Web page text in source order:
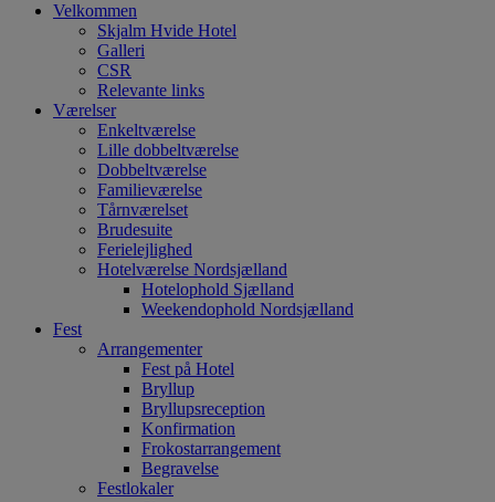
Velkommen
Skjalm Hvide Hotel
Galleri
CSR
Relevante links
Værelser
Enkeltværelse
Lille dobbeltværelse
Dobbeltværelse
Familieværelse
Tårnværelset
Brudesuite
Ferielejlighed
Hotelværelse Nordsjælland
Hotelophold Sjælland
Weekendophold Nordsjælland
Fest
Arrangementer
Fest på Hotel
Bryllup
Bryllupsreception
Konfirmation
Frokostarrangement
Begravelse
Festlokaler